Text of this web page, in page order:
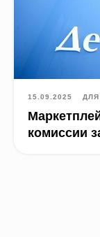
15.09.2025
комиссии